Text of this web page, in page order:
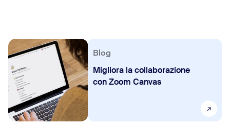
Blog
Migliora la collaborazione
con Zoom Canvas